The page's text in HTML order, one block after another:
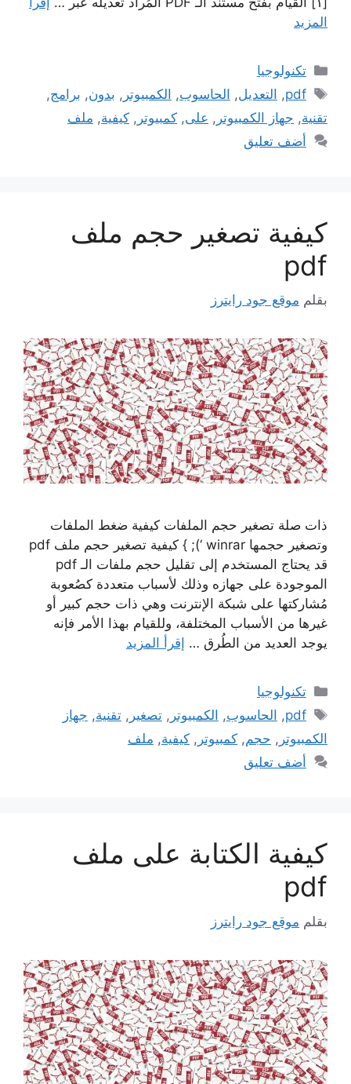
المزيد
التصنيفات
تكنولوجيا
الوسوم
pdf
, التعديل, الحاسوب, الكمبيوتر , بدون, برامج,
تقنية, جهاز الكمبيوتر , على, كمبيوتر , كيفية, ملف
أضف تعليق
كيفية تصغير حجم ملف
pdf
بقلم موقع جود رايترز
ذات صلة تصغير حجم الملفات كيفية ضغط الملفات
وتصغير حجمها winrar ‘); } كيفية تصغير حجم ملف pdf
قد يحتاج المستخدم إلى تقليل حجم ملفات الـ pdf
الموجودة على جهازه وذلك لأسباب متعددة كصُعوبة
مُشاركتها على شبكة الإنترنت وهي ذات حجم كبير أو
غيرها من الأسباب المختلفة، وللقيام بهذا الأمر فإنه
يوجد العديد من الطُرق … إقرأ المزيد
التصنيفات
تكنولوجيا
الوسوم
pdf
, الحاسوب, الكمبيوتر ,تصغير ,تقنية, جهاز
الكمبيوتر , حجم, كمبيوتر , كيفية, ملف
أضف تعليق
كيفية الكتابة على ملف
pdf
بقلم موقع جود رايترز